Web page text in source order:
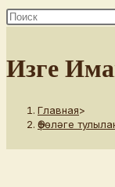
по
сайту
Изге
Главная>
Өфөләге